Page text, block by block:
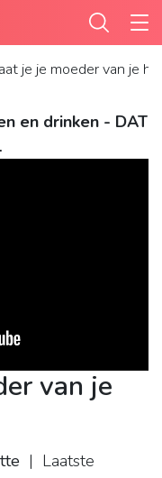
je je moeder van je
en drinken - DAT
van je
| Laatste